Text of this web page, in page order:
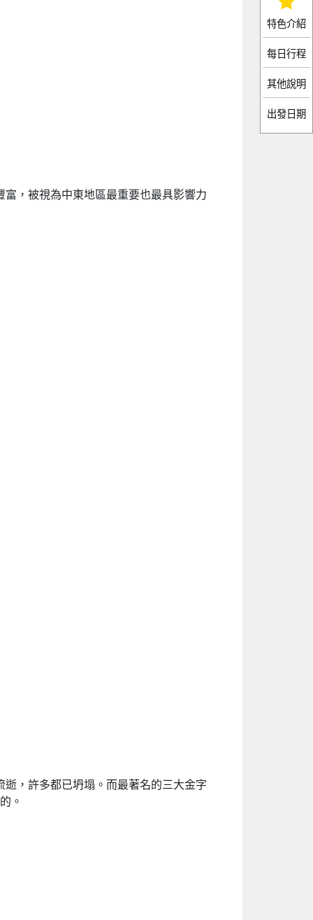
特色介紹
每日行程
其他說明
出發日期
，被視為中東地區最重要也最具影響力
，許多都已坍塌。而最著名的三大金字
。